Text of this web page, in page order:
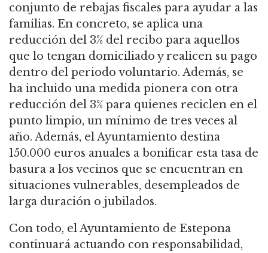
conjunto de rebajas fiscales para ayudar a las
familias. En concreto, se aplica una
reducción del 3% del recibo para aquellos
que lo tengan domiciliado y realicen su pago
dentro del periodo voluntario. Además, se
ha incluido una medida pionera con otra
reducción del 3% para quienes reciclen en el
punto limpio, un mínimo de tres veces al
año. Además, el Ayuntamiento destina
150.000 euros anuales a bonificar esta tasa de
basura a los vecinos que se encuentran en
situaciones vulnerables, desempleados de
larga duración o jubilados.
Con todo, el Ayuntamiento de Estepona
continuará actuando con responsabilidad,